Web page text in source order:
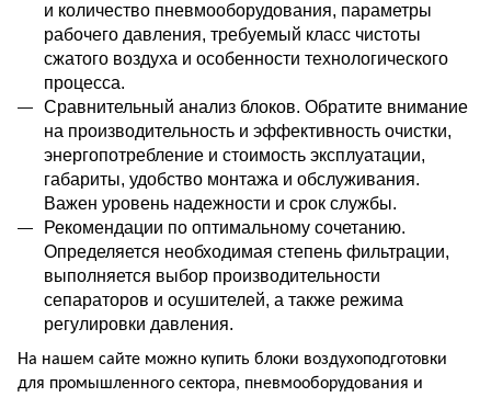
и количество пневмооборудования, параметры
рабочего давления, требуемый класс чистоты
сжатого воздуха и особенности технологического
процесса.
Сравнительный анализ блоков. Обратите внимание
на производительность и эффективность очистки,
энергопотребление и стоимость эксплуатации,
габариты, удобство монтажа и обслуживания.
Важен уровень надежности и срок службы.
Рекомендации по оптимальному сочетанию.
Определяется необходимая степень фильтрации,
выполняется выбор производительности
сепараторов и осушителей, а также режима
регулировки давления.
На нашем сайте можно купить блоки воздухоподготовки
для промышленного сектора, пневмооборудования и